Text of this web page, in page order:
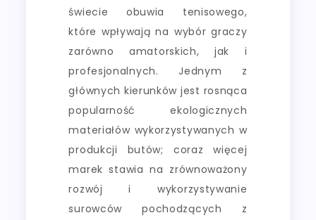
świecie obuwia tenisowego,
które wpływają na wybór graczy
zarówno amatorskich, jak i
profesjonalnych. Jednym z
głównych kierunków jest rosnąca
popularność ekologicznych
materiałów wykorzystywanych w
produkcji butów; coraz więcej
marek stawia na zrównoważony
rozwój i wykorzystywanie
surowców pochodzących z